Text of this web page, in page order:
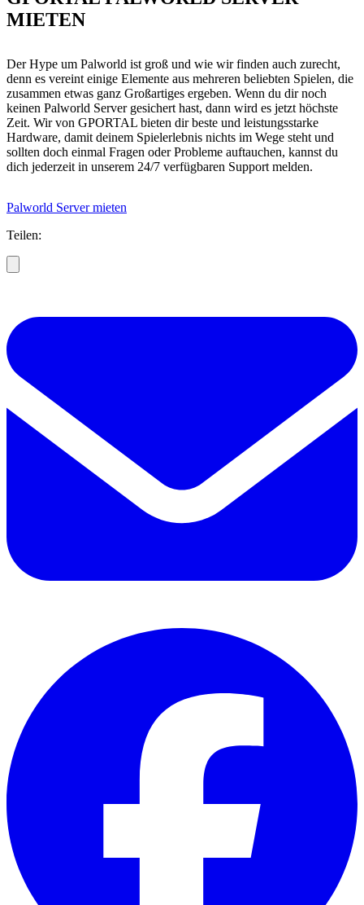
MIETEN
Der Hype um Palworld ist groß und wie wir finden auch zurecht,
denn es vereint einige Elemente aus mehreren beliebten Spielen, die
zusammen etwas ganz Großartiges ergeben. Wenn du dir noch
keinen Palworld Server gesichert hast, dann wird es jetzt höchste
Zeit. Wir von GPORTAL bieten dir beste und leistungsstarke
Hardware, damit deinem Spielerlebnis nichts im Wege steht und
sollten doch einmal Fragen oder Probleme auftauchen, kannst du
dich jederzeit in unserem 24/7 verfügbaren Support melden.
Palworld Server mieten
Teilen: